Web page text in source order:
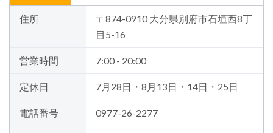
住所
〒874-0910 大分県別府市石垣西8丁
目5-16
営業時間 7:00 - 20:00
定休日 7月28日・8月13日・14日・25日
電話番号 0977-26-2277